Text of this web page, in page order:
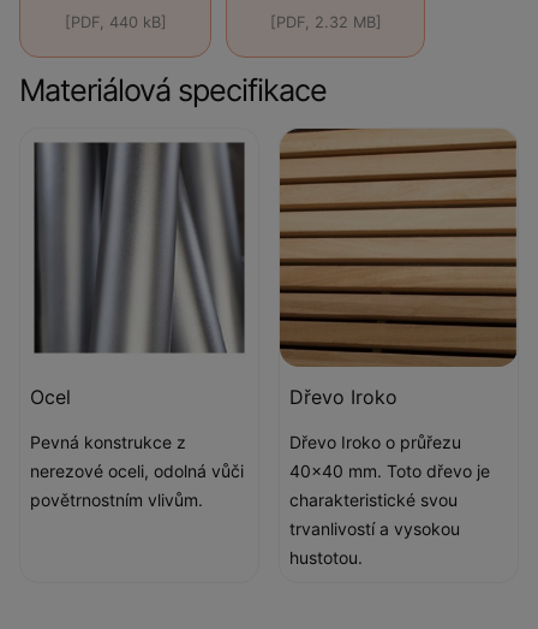
[PDF, 440 kB] [PDF, 2.32 MB]
Materiálová specifikace
Ocel
Pevná konstrukce z
nerezové oceli, odolná vůči
povětrnostním vlivům.
Dřevo Iroko
Dřevo Iroko o průřezu
40x40 mm. Toto dřevo je
charakteristické svou
trvanlivostí a vysokou
hustotou.